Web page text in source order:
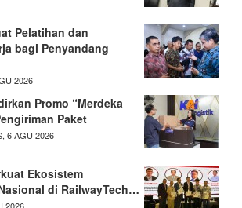
Pelatihan dan
bagi Penyandang
2026
Promo “Merdeka
Paket
6 AGU 2026
Ekosistem
di RailwayTech…
2026